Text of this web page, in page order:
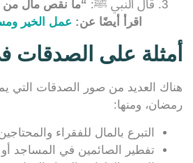
قال النبي ﷺ: “ما نقص مال
اقرأ أيضًا عن: عمل الخير
أمثلة على
هناك العديد من صور الصدقات التي
رمضان، ومنها:
التبرع بالمال للفقراء
تفطير الصائمين في المساجد أو